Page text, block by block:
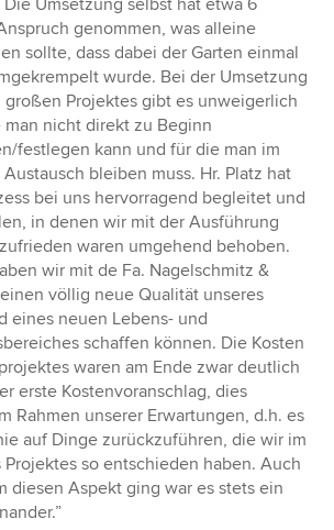
Umsetzung selbst hat etwa 6
genommen, was alleine
sollte, dass dabei der Garten einmal
wurde. Bei der Umsetzung
großen Projektes gibt es unweigerlich
man nicht direkt zu Beginn
festlegen kann und für die man im
bleiben muss. Hr. Platz hat
bei uns hervorragend begleitet und
in denen wir mit der Ausführung
waren umgehend behoben.
wir mit de Fa. Nagelschmitz &
völlig neue Qualität unseres
eines neuen Lebens- und
schaffen können. Die Kosten
waren am Ende zwar deutlich
erste Kostenvoranschlag, dies
Rahmen unserer Erwartungen, d.h. es
auf Dinge zurückzuführen, die wir im
Projektes so entschieden haben. Auch
diesen Aspekt ging war es stets ein